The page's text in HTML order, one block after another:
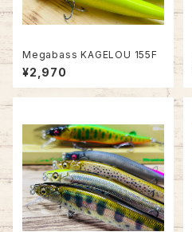
Megabass KAGELOU 155F
¥2,970